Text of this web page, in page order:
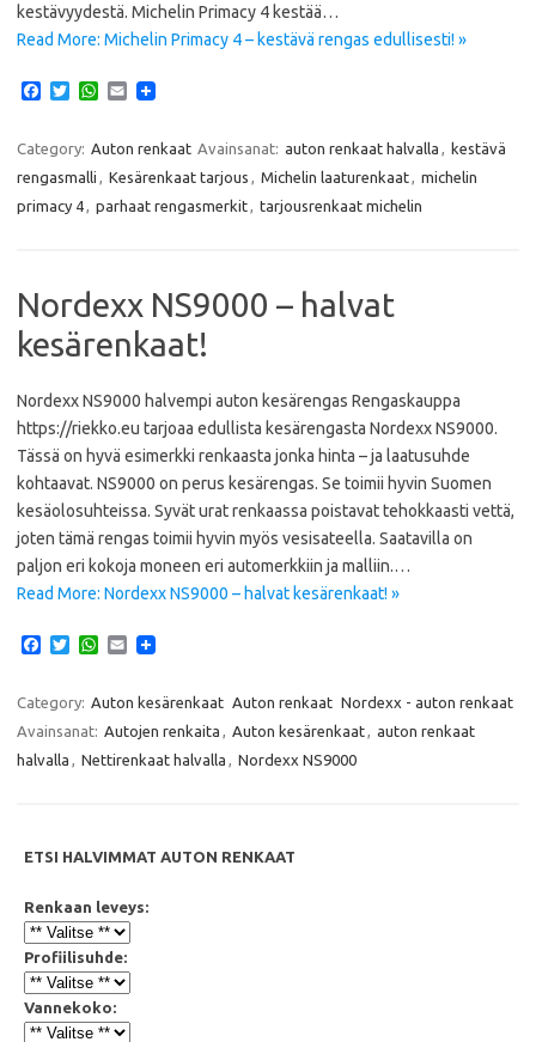
kestävyydestä. Michelin Primacy 4 kestää…
Read More: Michelin Primacy 4 – kestävä rengas edullisesti! »
e
o
o
T
t
e
r
W
t
A
p
E
i
Category: Auton renkaat Avainsanat: auton renkaat halvalla
kestävä
rengasmalli
Kesärenkaat tarjous Michelin laaturenkaat
michelin
primacy 4
parhaat rengasmerkit tarjousrenkaat michelin
Nordexx NS9000 – halvat
kesärenkaat!
Nordexx NS9000 halvempi auton kesärengas Rengaskauppa
https://riekko.eu tarjoaa edullista kesärengasta Nordexx NS9000.
Tässä on hyvä esimerkki renkaasta jonka hinta – ja laatusuhde
kohtaavat. NS9000 on perus kesärengas. Se toimii hyvin Suomen
kesäolosuhteissa. Syvät urat renkaassa poistavat tehokkaasti vettä,
joten tämä rengas toimii hyvin myös vesisateella. Saatavilla on
paljon eri kokoja moneen eri automerkkiin ja malliin.…
Read More: Nordexx NS9000 – halvat kesärenkaat! »
e
b
o
o
T
t
e
r
W
t
A
p
E
i
Category: Auton kesärenkaat Auton renkaat Nordexx - auton renkaat
Avainsanat: Autojen renkaita Auton kesärenkaat
auton renkaat
halvalla
Nettirenkaat halvalla Nordexx NS9000
ETSI HALVIMMAT AUTON RENKAAT
Renkaan leveys:
Profiilisuhde:
Vannekoko: